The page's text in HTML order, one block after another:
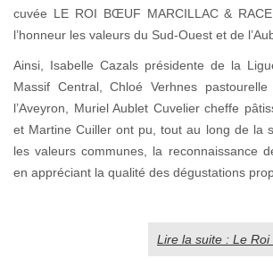
cuvée LE ROI BŒUF MARCILLAC &
l’honneur les valeurs du Sud-Ouest et de
Ainsi, Isabelle Cazals présidente de la
Massif Central, Chloé Verhnes
l’Aveyron, Muriel Aublet Cuvelier cheffe
et Martine Cuiller ont pu, tout au long de la
les valeurs communes, la reconnaissance
en appréciant la qualité des dégustations
Lire la suite : Le